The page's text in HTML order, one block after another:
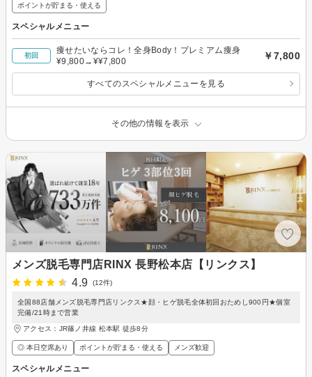
ポイントが貯まる・使える
スペシャルメニュー
初回
痩せたいならコレ！全身Body！プレミアム痩身
¥9,800→¥¥7,800
￥7,800
すべてのスペシャルメニューを見る
その他の情報を表示
メンズ脱毛専門店RINX 長野松本店【リンクス】
4.9
(12件)
全国88店舗メンズ脱毛専門店リンクス★顔・ヒゲ脱毛全体初回おためし900円★個室
完備/21時まで営業
アクセス：JR篠ノ井線 松本駅 徒歩8分
◎ 本日空席あり ポイントが貯まる・使える メンズ歓迎
スペシャルメニュー